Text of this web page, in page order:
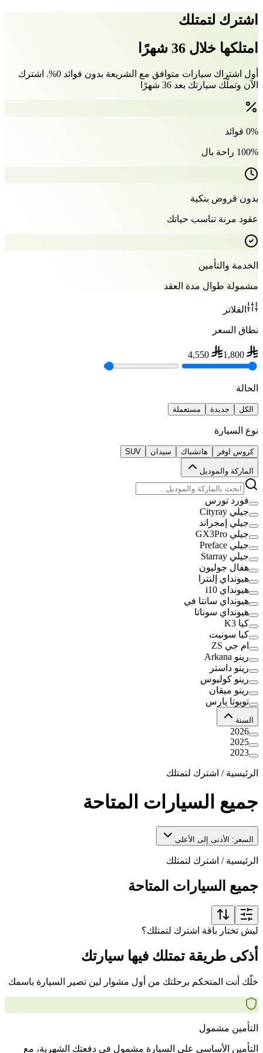
اشترك لتمتلك
امتلكها خلال 36 شهرًا
أول اشتراك سيارات متوافق مع الشريعة بدون فوائد 0%. اشترك
الآن وتملّك سيارتك بعد 36 شهرًا
0% فوائد
100% راحة بال
بدون قروض بنكية
عقود مرنة تناسب حياتك
الخدمة والتأمين
مشمولة طوال مدة العقد
الفلاتر
نطاق السعر
1,800
4,550
الحالة
الكل جديدة مستعملة
نوع السيارة
كروس اوفر هاتشباك سيدان SUV
الماركة والموديل
فورد تورس
جيلي Cityray
جيلي إمجراند
جيلي GX3Pro
جيلي Preface
جيلي Starray
هفال جوليون
هيونداي إلنترا
هيونداي i10
هيونداي سانتا في
هيونداي سوناتا
كيا K3
كيا سونيت
ام جي ZS
رينو Arkana
رينو داستر
رينو كوليوس
رينو ميقان
تويوتا يارس
السنة
2026
2025
2023
الرئيسية / اشترك لتمتلك
جميع السيارات المتاحة
السعر: الأدنى إلى الأعلى
الرئيسية / اشترك لتمتلك
جميع السيارات المتاحة
ليش تختار باقة اشترك لتمتلك؟
أذكى طريقة تمتلك فيها سيارتك
خلّك أنت المتحكم برحلتك من أول مشوار لين تصير السيارة باسمك
التأمين مشمول
التأمين الأساسي على السيارة مشمول في دفعتك الشهرية، مع